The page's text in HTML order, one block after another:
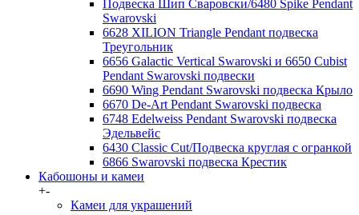
Подвеска Шип Сваровски/6480 Spike Pendant
Swarovski
6628 XILION Triangle Pendant подвеска
Треугольник
6656 Galactic Vertical Swarovski и 6650 Cubist
Pendant Swarovski подвески
6690 Wing Pendant Swarovski подвеска Крыло
6670 De-Art Pendant Swarovski подвеска
6748 Edelweiss Pendant Swarovski подвеска
Эдельвейс
6430 Classic Cut/Подвеска круглая с огранкой
6866 Swarovski подвеска Крестик
Кабошоны и камеи
+-
Камеи для украшений